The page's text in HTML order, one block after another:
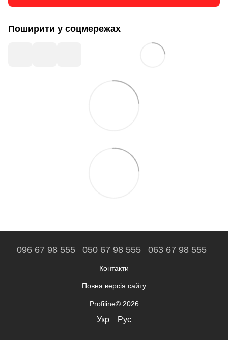
Поширити у соцмережах
096 67 98 555 050 67 98 555 063 67 98 555
Контакти
Повна версія сайту
Profiline© 2026
Укр Рус